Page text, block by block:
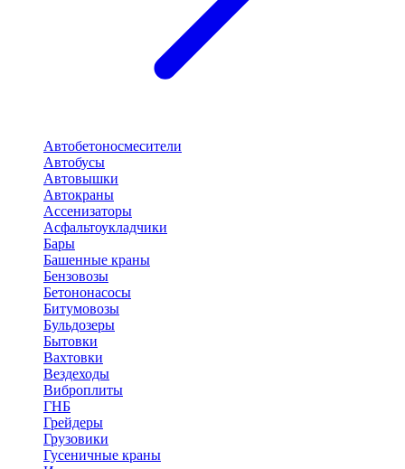
Автобетоносмесители
Автобусы
Автовышки
Автокраны
Ассенизаторы
Асфальтоукладчики
Бары
Башенные краны
Бензовозы
Бетононасосы
Битумовозы
Бульдозеры
Бытовки
Вахтовки
Вездеходы
Виброплиты
ГНБ
Грейдеры
Грузовики
Гусеничные краны